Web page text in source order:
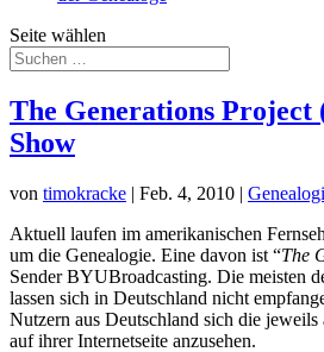
Seite wählen
The Generations Project
Show
von timokracke | Feb. 4, 2010 |
Aktuell laufen im amerikanischen
um die Genealogie. Eine davon ist “The
Sender BYUBroadcasting. Die meisten
lassen sich in Deutschland nicht
Nutzern aus Deutschland sich die
auf ihrer Internetseite anzusehen.